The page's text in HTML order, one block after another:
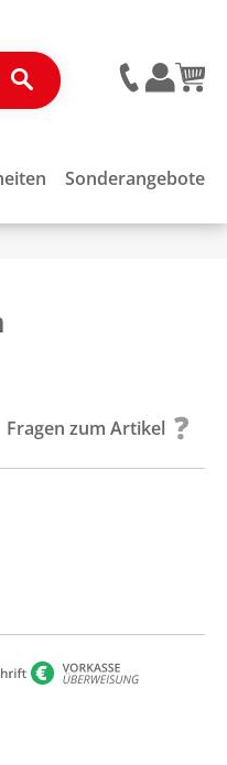
Sonderangebote
Fragen zum Artikel